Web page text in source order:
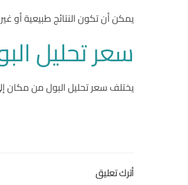
يمكن أن تكون النتائج طبيعية أو
سعر تحليل
يختلف سعر تحليل البول من مكان
أترك تعليق